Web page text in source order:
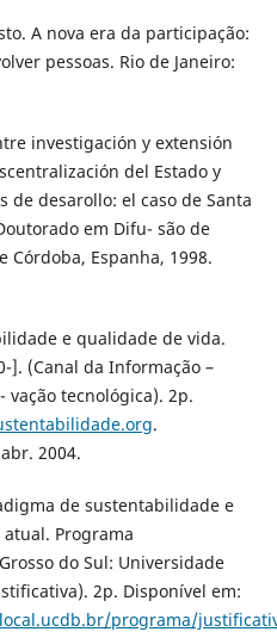
A nova era da participação:
pessoas. Rio de Janeiro:
investigación y extensión
del Estado y
desarollo: el caso de Santa
em Difu- são de
Córdoba, Espanha, 1998.
e qualidade de vida.
]. (Canal da Informação –
tecnológica). 2p.
.
2004.
de sustentabilidade e
Programa
do Sul: Universidade
2p. Disponível em:
programa/